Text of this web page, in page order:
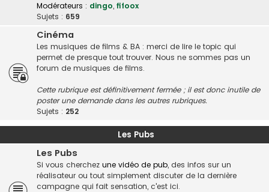
Modérateurs : dingo, fifoox
Sujets : 659
Cinéma
Les musiques de films & BA : merci de lire le topic qui
permet de presque tout trouver. Nous ne sommes pas un
forum de musiques de films.
Cette rubrique est définitivement fermée ; il est donc inutile de
poster une demande dans les autres rubriques.
Sujets : 252
Les Pubs
Les Pubs
Si vous cherchez une vidéo de pub, des infos sur un
réalisateur ou tout simplement discuter de la dernière
campagne qui fait sensation, c'est ici.